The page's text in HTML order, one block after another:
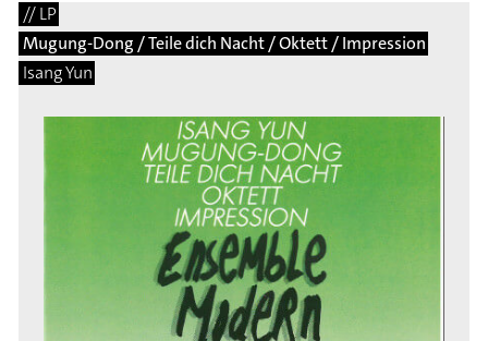
// LP
Mugung-Dong / Teile dich Nacht / Oktett / Impression
Isang Yun